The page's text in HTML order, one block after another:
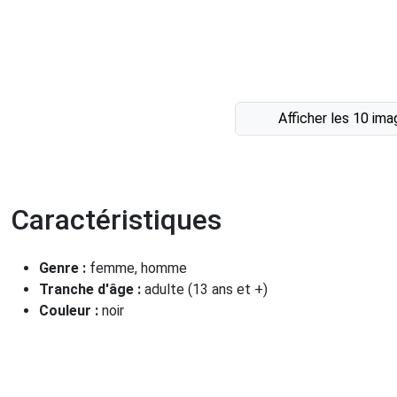
Afficher les 10
Caractéristiques
Genre : femme, homme
Tranche d'âge : adulte (13 ans et +)
Couleur : noir